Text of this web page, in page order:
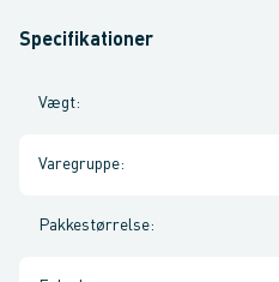
Specifikationer
Vægt:
Varegruppe:
Pakkestørrelse: